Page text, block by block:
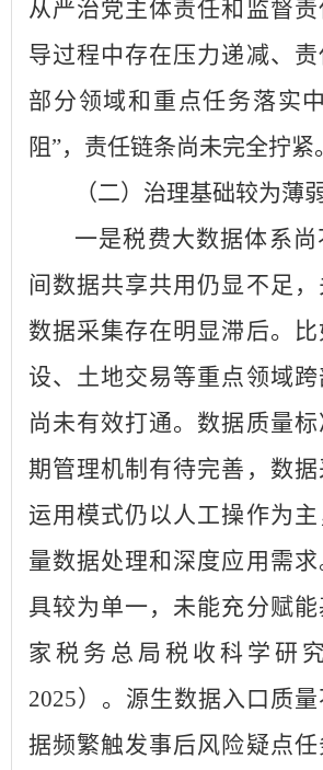
从严治党主体责任和监督
导过程中存在压力递减、责
部分领域和重点任务落实
阻”，责任链条尚未完全拧紧。
（二）治理基础较为薄
一是税费大数据体系尚
间数据共享共用仍显不足
数据采集存在明显滞后。
设、土地交易等重点领域
尚未有效打通。数据质量
期管理机制有待完善，数
运用模式仍以人工操作为
量数据处理和深度应用需
具较为单一，未能充分赋
家税务总局税收科学研
2025）。源生数据入口质
据频繁触发事后风险疑点